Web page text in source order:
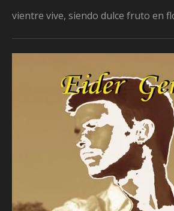
vientre vive, siendo dulce fruto en